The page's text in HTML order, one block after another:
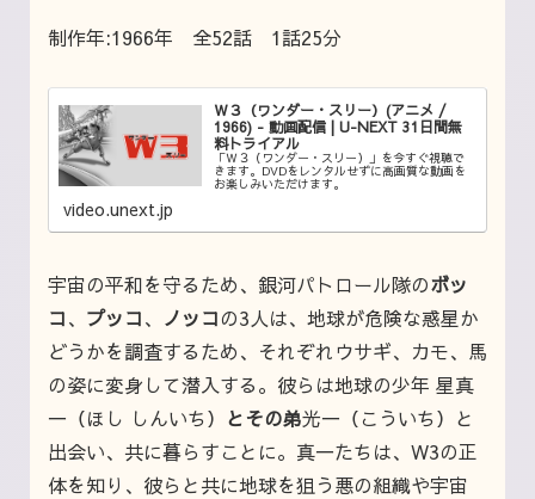
制作年:1966年 全52話 1話25分
Ｗ３（ワンダー・スリー）(アニメ /
1966) - 動画配信 | U-NEXT 31日間無
料トライアル
「Ｗ３（ワンダー・スリー）」を今すぐ視聴で
きます。DVDをレンタルせずに高画質な動画を
お楽しみいただけます。
video.unext.jp
宇宙の平和を守るため、銀河パトロール隊のボッ
コ、 プッコ、 ノッコの3人は、地球が危険な惑星か
どうかを調査するため、それぞれウサギ、カモ、馬
の姿に変身して潜入する。彼らは地球の少年 星真
一（ほし しんいち） とその弟光一（こういち）と
出会い、共に暮らすことに。真一たちは、W3の正
体を知り、彼らと共に地球を狙う悪の組織や宇宙